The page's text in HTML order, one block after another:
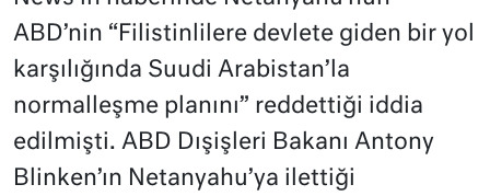
ABD’nin “Filistinlilere devlete giden bir yol
karşılığında Suudi Arabistan’la
normalleşme planını” reddettiği iddia
edilmişti. ABD Dışişleri Bakanı Antony
Blinken’ın Netanyahu’ya ilettiği